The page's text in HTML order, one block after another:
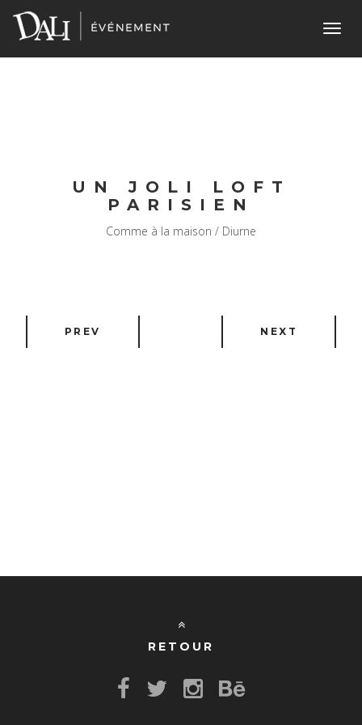
UN JOLI LOFT
PARISIEN
Comme à la maison / Diurne
PREV NEXT
RETOUR